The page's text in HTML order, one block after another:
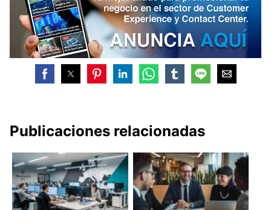
Publicaciones relacionadas